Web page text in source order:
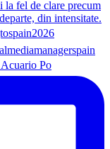
Po